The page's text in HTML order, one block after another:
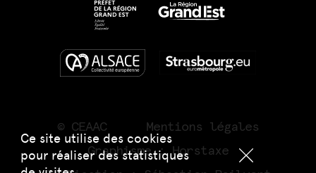
Ce site utilise des cookies
pour réaliser des statistiques
© CEAAC
Mentions légales
Graphisme : Horstaxe